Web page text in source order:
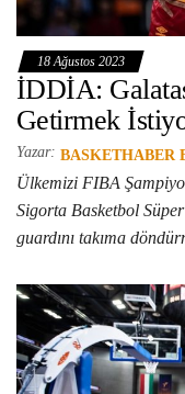
18 Ağustos 2023
İDDİA:
Getirmek
Yazar: BASKETHABER
Ülkemizi FIBA
Sigorta Basketbol
guardını takıma